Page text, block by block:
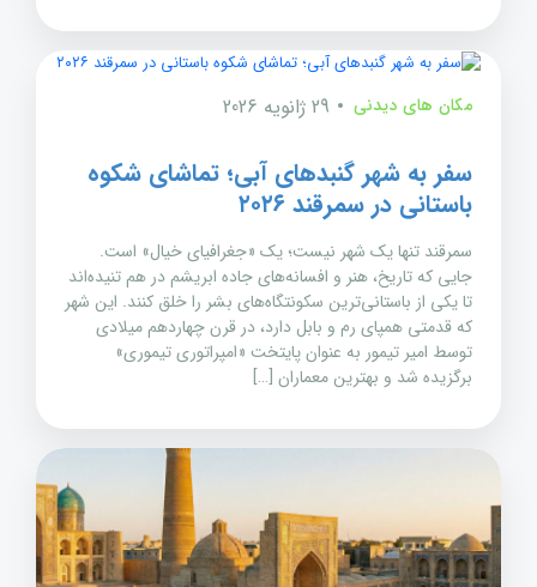
مکان های دیدنی 29 ژانویه 2026
سفر به شهر گنبدهای آبی؛ تماشای شکوه
باستانی در سمرقند ۲۰۲۶
سمرقند تنها یک شهر نیست؛ یک «جغرافیای خیال» است.
جایی که تاریخ، هنر و افسانه‌های جاده ابریشم در هم تنیده‌اند
تا یکی از باستانی‌ترین سکونتگاه‌های بشر را خلق کنند. این شهر
که قدمتی همپای رم و بابل دارد، در قرن چهاردهم میلادی
توسط امیر تیمور به عنوان پایتخت «امپراتوری تیموری»
برگزیده شد و بهترین معماران […]